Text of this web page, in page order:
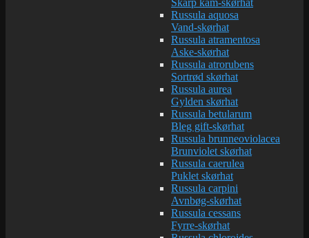
Russula aquosa
Vand-skørhat
Russula atramentosa
Aske-skørhat
Russula atrorubens
Sortrød skørhat
Russula aurea
Gylden skørhat
Russula betularum
Bleg gift-skørhat
Russula brunneoviolacea
Brunviolet skørhat
Russula caerulea
Puklet skørhat
Russula carpini
Avnbøg-skørhat
Russula cessans
Fyrre-skørhat